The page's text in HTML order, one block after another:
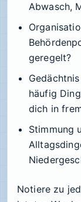
Abwasch,
geregelt?
häufig
dich in
Stimmung
Notiere zu